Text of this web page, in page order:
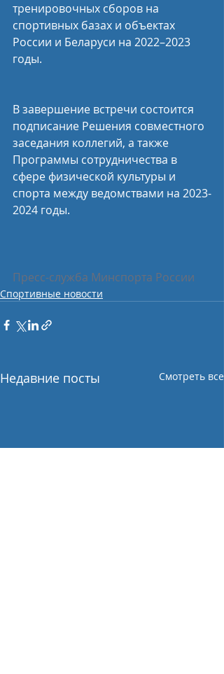
тренировочных сборов на
спортивных базах и объектах
России и Беларуси на 2022–2023
годы.
В завершение встречи состоится
подписание Решения совместного
заседания коллегий, а также
Программы сотрудничества в
сфере физической культуры и
спорта между ведомствами на 2023-
2024 годы.
Пресс-служба Минспорта России
Спортивные новости
Недавние посты Смотреть все